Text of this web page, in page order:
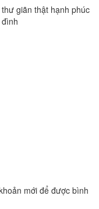
giãn thật hạnh phúc
mới để được bình